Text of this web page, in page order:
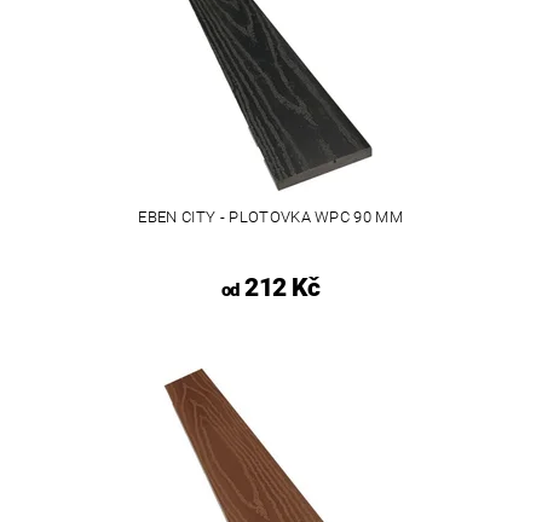
EBEN CITY - PLOTOVKA WPC 90 MM
od212 Kč